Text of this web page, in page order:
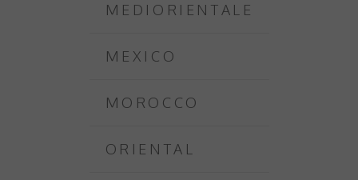
MEDIORIENTALE
MEXICO
MOROCCO
ORIENTAL